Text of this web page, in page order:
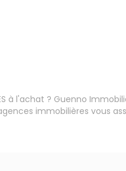
à l'achat ? Guenno
immobilières vous